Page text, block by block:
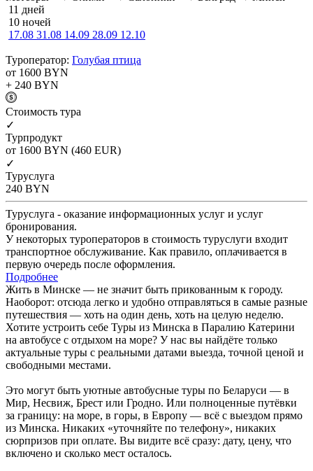
11 дней
10 ночей
17.08 31.08 14.09 28.09 12.10
Туроператор: Голубая птица
от 1600 BYN
+ 240 BYN
Cтоимость тура
✓
Турпродукт
от 1600 BYN (460 EUR)
✓
Туруслуга
240 BYN
Туруслуга - оказание информационных услуг и услуг
бронирования.
У некоторых туроператоров в стоимость туруслуги входит
транспортное обслуживание. Как правило, оплачивается в
первую очередь после оформления.
Подробнее
Жить в Минске — не значит быть прикованным к городу.
Наоборот: отсюда легко и удобно отправляться в самые разные
путешествия — хоть на один день, хоть на целую неделю.
Хотите устроить себе Туры из Минска в Паралию Катерини
на автобусе с отдыхом на море? У нас вы найдёте только
актуальные туры с реальными датами выезда, точной ценой и
свободными местами.
Это могут быть уютные автобусные туры по Беларуси — в
Мир, Несвиж, Брест или Гродно. Или полноценные путёвки
за границу: на море, в горы, в Европу — всё с выездом прямо
из Минска. Никаких «уточняйте по телефону», никаких
сюрпризов при оплате. Вы видите всё сразу: дату, цену, что
включено и сколько мест осталось.